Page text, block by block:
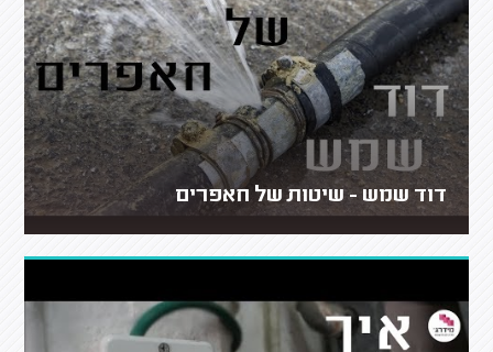
דוד שמש - שיטות של חאפרים